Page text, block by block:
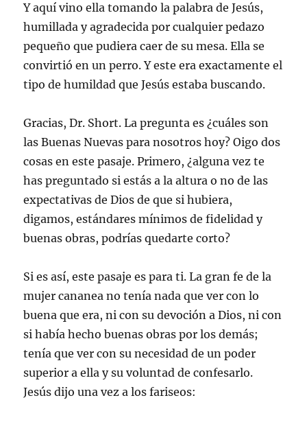
Y aquí vino ella tomando la palabra de Jesús,
humillada y agradecida por cualquier pedazo
pequeño que pudiera caer de su mesa. Ella se
convirtió en un perro. Y este era exactamente el
tipo de humildad que Jesús estaba buscando.
Gracias, Dr. Short. La pregunta es ¿cuáles son
las Buenas Nuevas para nosotros hoy? Oigo dos
cosas en este pasaje. Primero, ¿alguna vez te
has preguntado si estás a la altura o no de las
expectativas de Dios de que si hubiera,
digamos, estándares mínimos de fidelidad y
buenas obras, podrías quedarte corto?
Si es así, este pasaje es para ti. La gran fe de la
mujer cananea no tenía nada que ver con lo
buena que era, ni con su devoción a Dios, ni con
si había hecho buenas obras por los demás;
tenía que ver con su necesidad de un poder
superior a ella y su voluntad de confesarlo.
Jesús dijo una vez a los fariseos: